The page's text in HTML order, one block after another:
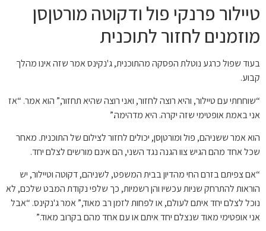
טיילור פרנקי פול ודקוטה מורטןסן
מוזמנים לחזור לתוכנית
בעוד שפול כרגע נוטלת הפסקה מהתוכנית, ג'נקינס אמר שזה אינו מהלך
קבוע.
“שוחחתי עם טיילור, והיא רוצה לחזור, ואני רוצה שהיא תחזור,” הוא אמר. “אז
אני באמת אופטימי שזה יקרה. היא מדהימה.”
הוא אמר ששניהם, פול ומורטןסן, יכולים לחזור לצילום של התוכנית. מאחר
שכל אחד מהם הגיש צוו הגנה נגד השני, הם אינם מורשים לצלם יחד.
“אם צפיתם בזרם החי מהדיון בבית המשפט, לשניהם, דקוטה וטיילור, יש
הוראות להתרחק שניות עכשיו והן רשמיות, כך שלפי נקודת המבט שלכם, לא
נוכל לצלם יחד איתם לעולם, או לפחות לזמן רב מאוד,” אמר ג'נקינס. “אבל
אני אופטימי מאוד שנצלם יחד איתם או עם אחד מהם בקרוב מאוד.”